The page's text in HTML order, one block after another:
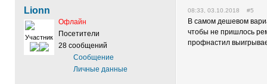
Lionn
Участник
Офлайн
Посетители
28 сообщений
Сообщение
Личные данные
08:33, 03.10.2018 #5
В самом дешевом
чтобы не пришлось
профнастил